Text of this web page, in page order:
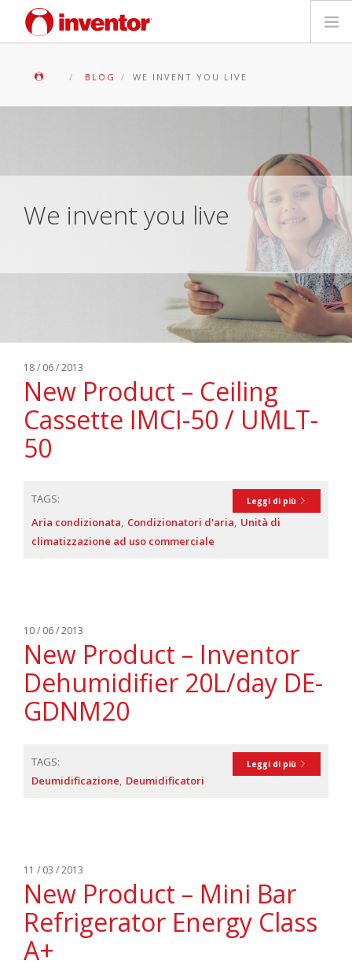
Biblioteca multimediale
Ricerca
BLOG WE INVENT YOU LIVE
We invent you live
18 / 06 / 2013
New Product – Ceiling
Cassette IMCI-50 / UMLT-
50
Leggi di più
TAGS:
Aria condizionata Condizionatori d'aria Unità di
climatizzazione ad uso commerciale
10 / 06 / 2013
New Product – Inventor
Dehumidifier 20L/day DE-
GDNM20
Leggi di più
TAGS:
Deumidificazione Deumidificatori
11 / 03 / 2013
New Product – Mini Bar
Refrigerator Energy Class
A+